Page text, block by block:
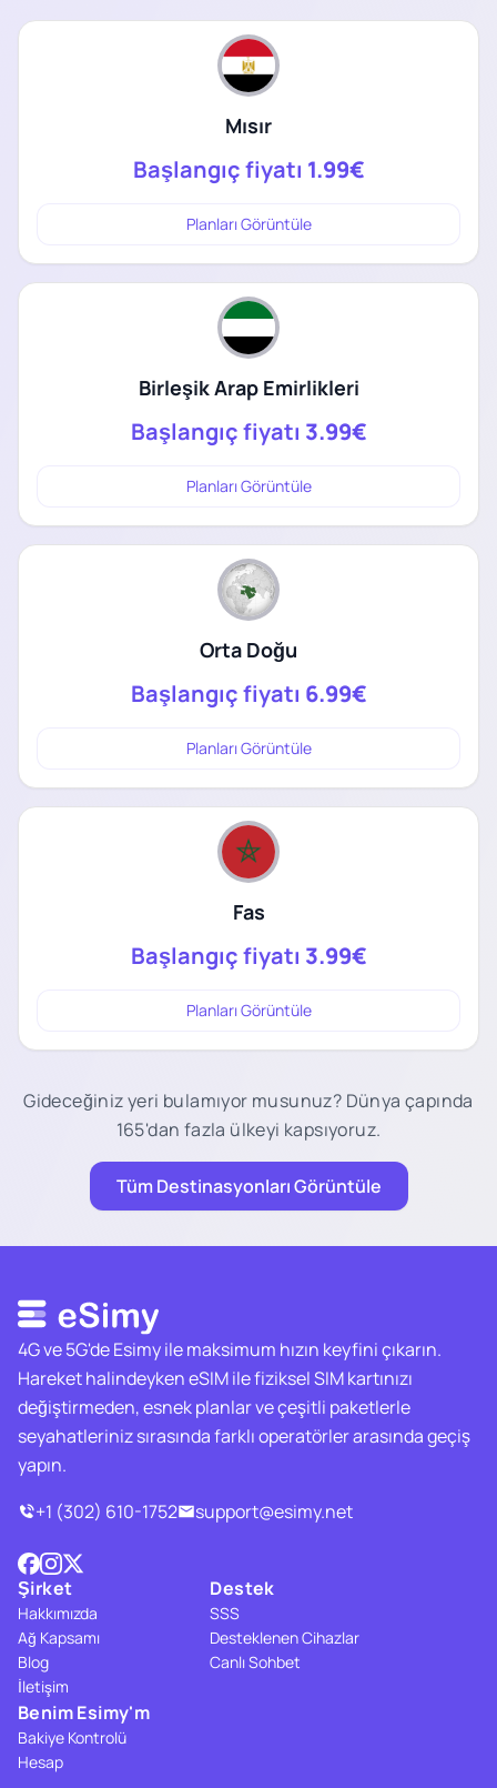
Mısır
Başlangıç fiyatı 1.99€
Planları Görüntüle
Birleşik Arap Emirlikleri
Başlangıç fiyatı 3.99€
Planları Görüntüle
Orta Doğu
Başlangıç fiyatı 6.99€
Planları Görüntüle
Fas
Başlangıç fiyatı 3.99€
Planları Görüntüle
Gideceğiniz yeri bulamıyor musunuz? Dünya çapında
165'dan fazla ülkeyi kapsıyoruz.
Tüm Destinasyonları Görüntüle
4G ve 5G'de Esimy ile maksimum hızın keyfini çıkarın.
Hareket halindeyken eSIM ile fiziksel SIM kartınızı
değiştirmeden, esnek planlar ve çeşitli paketlerle
seyahatleriniz sırasında farklı operatörler arasında geçiş
yapın.
+1 (302) 610-1752
support@esimy.net
Şirket
Hakkımızda
Ağ Kapsamı
Blog
İletişim
Destek
SSS
Desteklenen Cihazlar
Canlı Sohbet
Benim Esimy'm
Bakiye Kontrolü
Hesap